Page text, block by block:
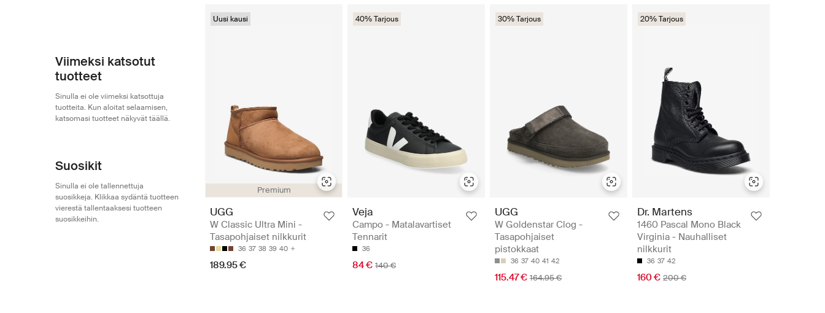
Viimeksi katsotut
tuotteet
Sinulla ei ole viimeksi katsottuja
tuotteita. Kun aloitat selaamisen,
katsomasi tuotteet näkyvät täällä.
Suosikit
Sinulla ei ole tallennettuja
suosikkeja. Klikkaa sydäntä tuotteen
vierestä tallentaaksesi tuotteen
suosikkeihin.
Premium
Uusi kausi
UGG
W Classic Ultra Mini -
Tasapohjaiset nilkkurit
36 37 38 39 40
189.95 €
40% Tarjous
Veja
Campo - Matalavartiset
Tennarit
36
84 € 140 €
30% Tarjous
UGG
W Goldenstar Clog -
Tasapohjaiset
pistokkaat
36 37 40 41 42
115.47 € 164.95 €
20% Tarjous
Dr. Martens
1460 Pascal Mono Black
Virginia - Nauhalliset
nilkkurit
36 37 42
160 € 200 €